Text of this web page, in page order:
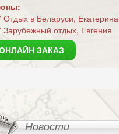
в Беларуси, Екатерина
отдых, Евгения
ЗАКАЗ
Новости